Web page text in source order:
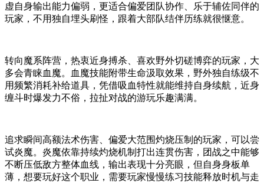
虚自身输出能力偏弱，更适合偏爱团队协作、乐于辅佐同伴的
玩家，不用独自埋头刷怪，跟着大部队结伴历练就很惬意。
转向魔系阵营，热衷近身搏杀、喜欢野外切磋博弈的玩家，大
多会青睐血魔。血魔技能附带生命汲取效果，野外独自练级不
用频繁消耗补给道具，凭借吸血特性就能维持自身续航，近身
缠斗时爆发力不俗，拉扯对战的游玩乐趣满满。
追求瞬间高额法术伤害、偏爱大范围灼烧压制的玩家，可以尝
试炎魔。炎魔依靠持续灼烧机制打出连贯伤害，团战之中能够
不断压低敌方整体血线，输出表现十分亮眼，但自身身板单
薄，想要玩好这个职业，需要玩家慢慢练习技能释放时机与走